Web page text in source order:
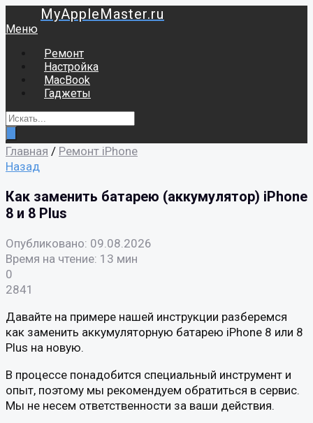
MyAppleMaster.ru
Меню
Ремонт
Настройка
MacBook
Гаджеты
Главная / Ремонт iPhone
Назад
Как заменить батарею (аккумулятор) iPhone
8 и 8 Plus
Опубликовано: 09.08.2026
Время на чтение: 13 мин
0
2841
Давайте на примере нашей инструкции разберемся
как заменить аккумуляторную батарею iPhone 8 или 8
Plus на новую.
В процессе понадобится специальный инструмент и
опыт, поэтому мы рекомендуем обратиться в сервис.
Мы не несем ответственности за ваши действия.